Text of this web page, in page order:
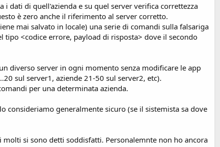
dati di quell'azienda e su quel server verifica correttezza
è zero anche il riferimento al server corretto.
mai salvato in locale) una serie di comandi sulla falsariga
tipo <codice errore, payload di risposta> dove il secondo
diverso server in ogni momento senza modificare le app
sul server1, aziende 21-50 sul server2, etc).
per una determinata azienda.
consideriamo generalmente sicuro (se il sistemista sa dove
si sono detti soddisfatti. Personalemnte non ho ancora